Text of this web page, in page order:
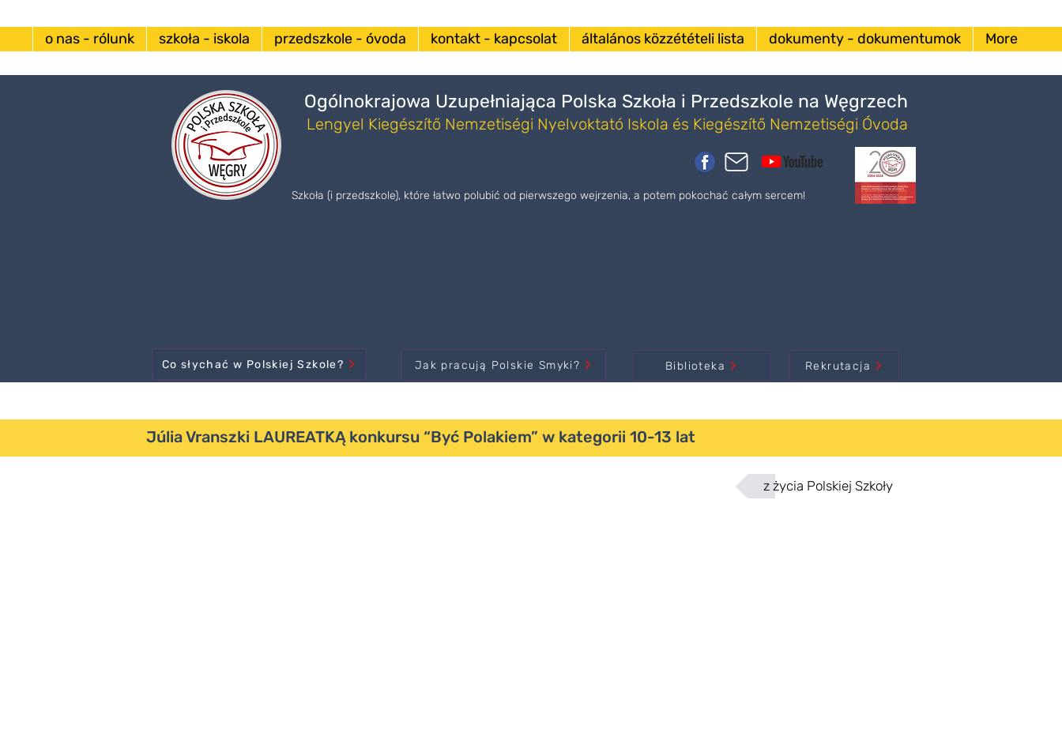
o nas - rólunk szkoła - iskola przedszkole - óvoda kontakt - kapcsolat általános közzétételi lista dokumenty - dokumentumok More
z życia Polskiej Szkoły
Júlia Vranszki LAUREATKĄ konkursu “Być Polakiem” w kategorii 10-13 lat
Szkoła (i przedszkole), które łatwo polubić od pierwszego wejrzenia, a potem pokochać całym sercem!
Co słychać w Polskiej Szkole? Jak pracują Polskie Smyki? Biblioteka Rekrutacja
Ogólnokrajowa Uzupełniająca Polska Szkoła i Przedszkole na Węgrzech
Lengyel Kiegészítő Nemzetiségi Nyelvoktató Iskola és Kiegészítő Nemzetiségi Óvoda